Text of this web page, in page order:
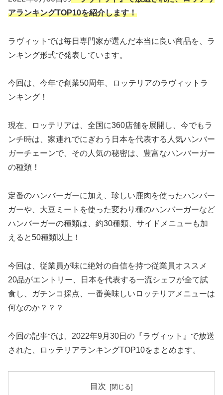
アランキングTOP10を紹介します！
ラヴィットでは毎日専門家が選んだ本当に良い商品を、ラ
ンキング形式で発表しています。
今回は、今年で創業50周年、ロッテリアのラヴィットラ
ンキング！
現在、ロッテリアは、全国に360店舗を展開し、今でもラ
ンチ時は、家連れでにぎわう日本を代表する人気ハンバー
ガーチェーンで、その人気の秘密は、豊富なハンバーガー
の種類！
定番のハンバーガーに加え、珍しい鹿肉を使ったハンバー
ガーや、大豆ミートを使った変わり種のハンバーガーなど
ハンバーガーの種類は、約30種類、サイドメニューも加
えると50種類以上！
今回は、従業員が味に絶対の自信を持つ従業員オススメ
20品がエントリー、日本を代表する一流シェフが全て試
食し、ガチンコ採点、一番美味しいロッテリアメニューは
何なのか？？？
今回の記事では、2022年9月30日の『ラヴィット』で放送
された、ロッテリアランキングTOP10をまとめます。
目次